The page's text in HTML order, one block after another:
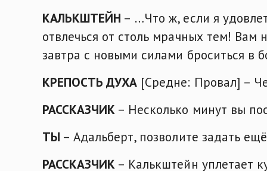
КАЛЬКШТЕЙН – …Что ж, если я
отвлечься от столь мрачных тем! Вам
завтра с новыми силами броситься в
КРЕПОСТЬ ДУХА [Средне: Провал] –
РАССКАЗЧИК – Несколько минут вы
ТЫ – Адальберт, позволите задать
РАССКАЗЧИК – Калькштейн уплетает